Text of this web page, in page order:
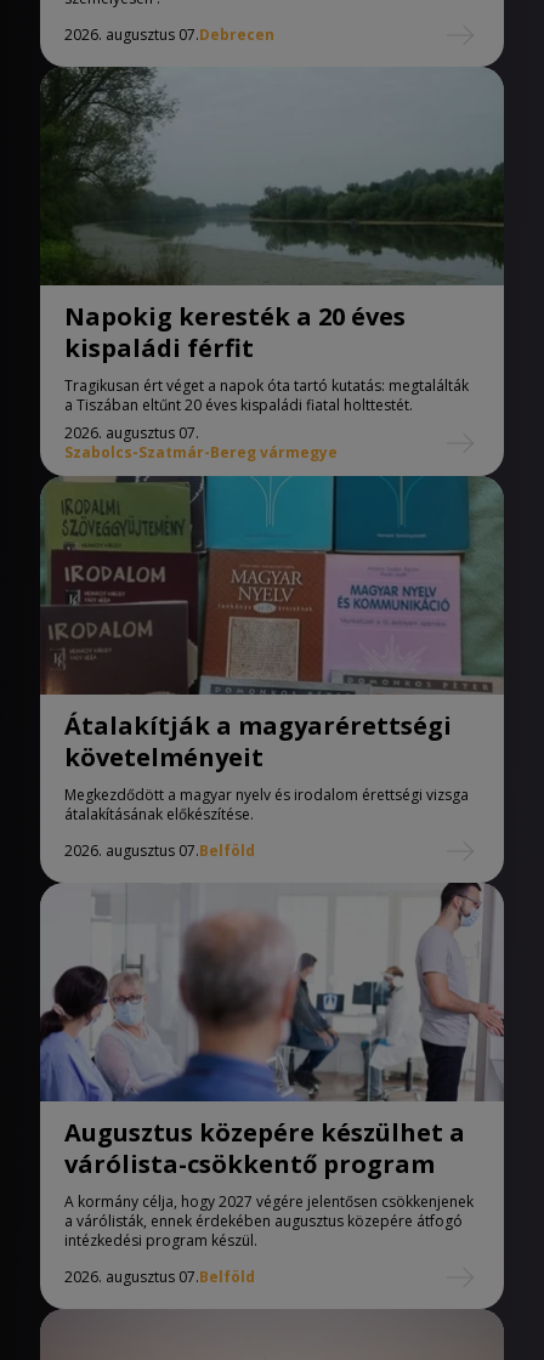
2026. augusztus 07.Debrecen
Napokig keresték a 20 éves
kispaládi férfit
Tragikusan ért véget a napok óta tartó kutatás: megtalálták
a Tiszában eltűnt 20 éves kispaládi fiatal holttestét.
2026. augusztus 07.
Szabolcs-Szatmár-Bereg vármegye
Átalakítják a magyarérettségi
követelményeit
Megkezdődött a magyar nyelv és irodalom érettségi vizsga
átalakításának előkészítése.
2026. augusztus 07.Belföld
Augusztus közepére készülhet a
várólista-csökkentő program
A kormány célja, hogy 2027 végére jelentősen csökkenjenek
a várólisták, ennek érdekében augusztus közepére átfogó
intézkedési program készül.
2026. augusztus 07.Belföld